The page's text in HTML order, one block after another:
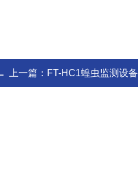
上一篇： FT-HC1蝗虫监测设备